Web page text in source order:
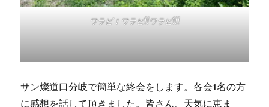
ワラビ！ワラビ!!ワラビ!!!
サン燦道口分岐で簡単な終会をします。各会1名の方
に感想を話して頂きました。皆さん、天気に恵ま